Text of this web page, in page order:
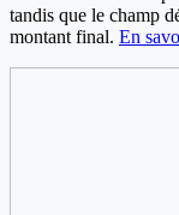
tandis que le champ
montant final. En